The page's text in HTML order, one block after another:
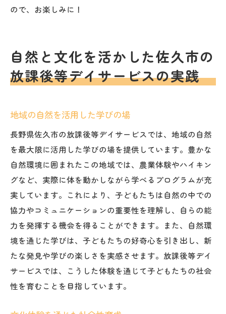
ので、お楽しみに！
自然と文化を活かした佐久市の
放課後等デイサービスの実践
地域の自然を活用した学びの場
長野県佐久市の放課後等デイサービスでは、地域の自然
を最大限に活用した学びの場を提供しています。豊かな
自然環境に囲まれたこの地域では、農業体験やハイキン
グなど、実際に体を動かしながら学べるプログラムが充
実しています。これにより、子どもたちは自然の中での
協力やコミュニケーションの重要性を理解し、自らの能
力を発揮する機会を得ることができます。また、自然環
境を通じた学びは、子どもたちの好奇心を引き出し、新
たな発見や学びの楽しさを実感させます。放課後等デイ
サービスでは、こうした体験を通じて子どもたちの社会
性を育むことを目指しています。